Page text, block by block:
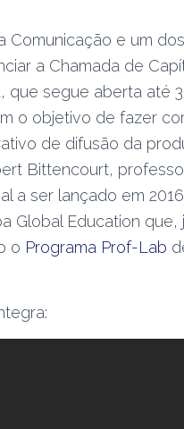
Comunicação e um
a Chamada de
que segue aberta até
o objetivo de fazer
de difusão da
Bittencourt,
a ser lançado em
Global Education que,
o Programa Prof-Lab